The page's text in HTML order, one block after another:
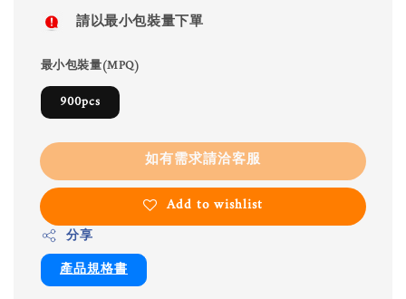
請以最小包裝量下單
最小包裝量(MPQ)
900pcs
如有需求請洽客服
Add to wishlist
分享
產品規格書